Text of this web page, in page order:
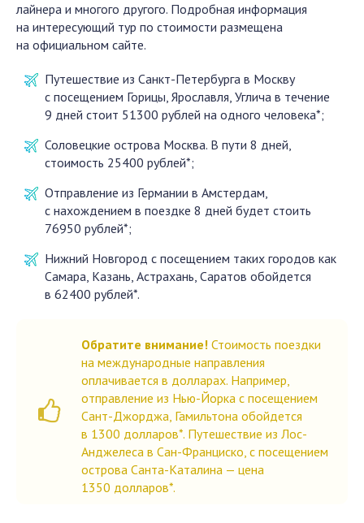
лайнера и многого другого. Подробная информация
на интересующий тур по стоимости размещена
на официальном сайте.
Путешествие из Санкт-Петербурга в Москву
с посещением Горицы, Ярославля, Углича в течение
9 дней стоит 51300 рублей на одного человека*;
Соловецкие острова Москва. В пути 8 дней,
стоимость 25400 рублей*;
Отправление из Германии в Амстердам,
с нахождением в поездке 8 дней будет стоить
76950 рублей*;
Нижний Новгород с посещением таких городов как
Самара, Казань, Астрахань, Саратов обойдется
в 62400 рублей*.
Обратите внимание! Стоимость поездки
на международные направления
оплачивается в долларах. Например,
отправление из Нью-Йорка с посещением
Сант-Джорджа, Гамильтона обойдется
в 1300 долларов*. Путешествие из Лос-
Анджелеса в Сан-Франциско, с посещением
острова Санта-Каталина — цена
1350 долларов*.